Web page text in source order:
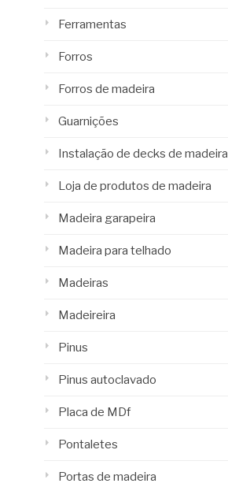
Ferramentas
Forros
Forros de madeira
Guarnições
Instalação de decks de madeira
Loja de produtos de madeira
Madeira garapeira
Madeira para telhado
Madeiras
Madeireira
Pinus
Pinus autoclavado
Placa de MDf
Pontaletes
Portas de madeira